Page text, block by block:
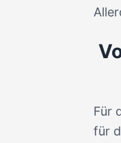
Für
für